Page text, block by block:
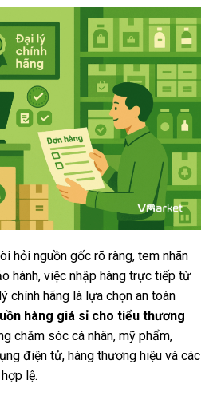
hỏi nguồn gốc rõ ràng, tem nhãn
hành, việc nhập hàng trực tiếp từ
chính hãng là lựa chọn an toàn
hàng giá sỉ cho tiểu thương
chăm sóc cá nhân, mỹ phẩm,
điện tử, hàng thương hiệu và các
lệ.